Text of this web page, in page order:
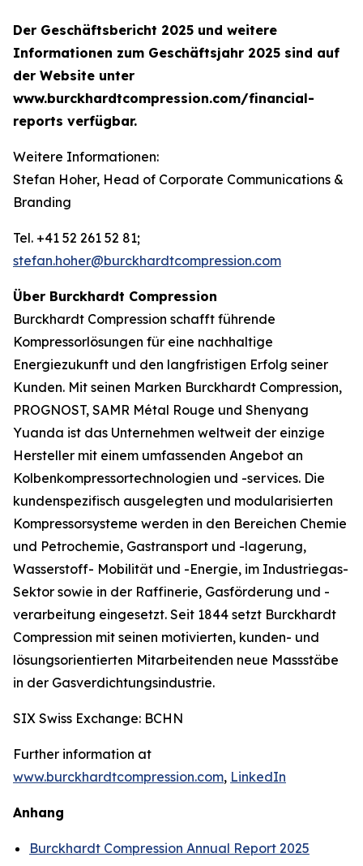
Der Geschäftsbericht 2025 und weitere
Informationen zum Geschäftsjahr 2025 sind auf
der Website unter
www.burckhardtcompression.com/financial-
reports verfügbar.
Weitere Informationen:
Stefan Hoher, Head of Corporate Communications &
Branding
Tel. +41 52 261 52 81;
stefan.hoher@burckhardtcompression.com
Über Burckhardt Compression
Burckhardt Compression schafft führende
Kompressorlösungen für eine nachhaltige
Energiezukunft und den langfristigen Erfolg seiner
Kunden. Mit seinen Marken Burckhardt Compression,
PROGNOST, SAMR Métal Rouge und Shenyang
Yuanda ist das Unternehmen weltweit der einzige
Hersteller mit einem umfassenden Angebot an
Kolbenkompressortechnologien und -services. Die
kundenspezifisch ausgelegten und modularisierten
Kompressorsysteme werden in den Bereichen Chemie
und Petrochemie, Gastransport und -lagerung,
Wasserstoff- Mobilität und -Energie, im Industriegas-
Sektor sowie in der Raffinerie, Gasförderung und -
verarbeitung eingesetzt. Seit 1844 setzt Burckhardt
Compression mit seinen motivierten, kunden- und
lösungsorientierten Mitarbeitenden neue Massstäbe
in der Gasverdichtungsindustrie.
SIX Swiss Exchange: BCHN
Further information at
www.burckhardtcompression.com, LinkedIn
Anhang
Burckhardt Compression Annual Report 2025